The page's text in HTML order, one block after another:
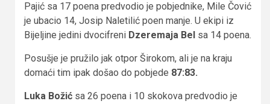
Pajić sa 17 poena predvodio je pobjednike, Mile Čović
je ubacio 14, Josip Naletilić poen manje. U ekipi iz
Bijeljine jedini dvocifreni Dzeremaja Bel sa 14 poena.
Posušje je pružilo jak otpor Širokom, ali je na kraju
domaći tim ipak došao do pobjede 87:83.
Luka Božić sa 26 poena i 10 skokova predvodio je